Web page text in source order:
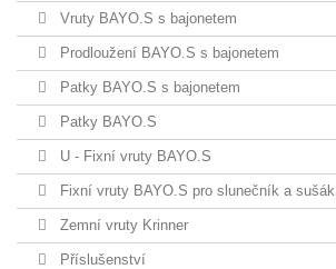
Vruty BAYO.S s bajonetem
Prodloužení BAYO.S s bajonetem
Patky BAYO.S s bajonetem
Patky BAYO.S
U - Fixní vruty BAYO.S
Fixní vruty BAYO.S pro slunečník a sušák
Zemní vruty Krinner
Příslušenství